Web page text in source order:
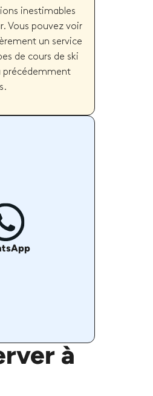
inestimables
Vous pouvez voir
un service
de cours de ski
précédemment
à